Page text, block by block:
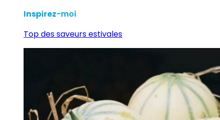
Inspirez-moi
Top des saveurs estivales